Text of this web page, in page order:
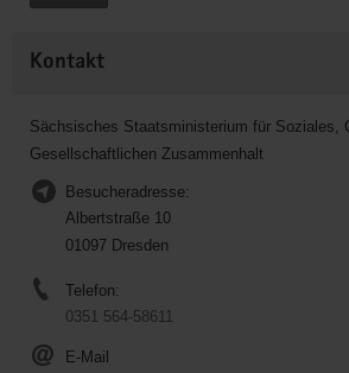
Kontakt
Sächsisches Staatsministerium für Soziales,
Gesellschaftlichen Zusammenhalt
Besucheradresse:
Albertstraße 10
01097 Dresden
Telefon:
0351 564-58611
E-Mail